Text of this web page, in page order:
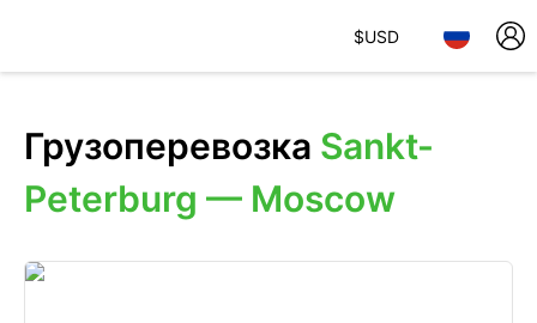
$USD
Грузоперевозка Sankt-
Peterburg — Moscow